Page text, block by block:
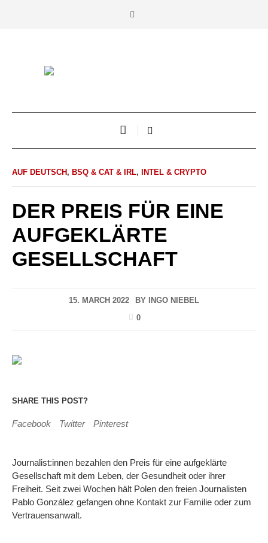
AUF DEUTSCH, BSQ & CAT & IRL, INTEL & CRYPTO
DER PREIS FÜR EINE
AUFGEKLÄRTE
GESELLSCHAFT
15. MARCH 2022 BY INGO NIEBEL
0
SHARE THIS POST?
Facebook Twitter Pinterest
Journalist:innen bezahlen den Preis für eine aufgeklärte
Gesellschaft mit dem Leben, der Gesundheit oder ihrer
Freiheit. Seit zwei Wochen hält Polen den freien Journalisten
Pablo González gefangen ohne Kontakt zur Familie oder zum
Vertrauensanwalt.